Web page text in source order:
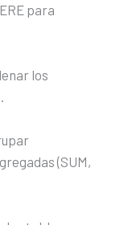
para
los
(SUM,